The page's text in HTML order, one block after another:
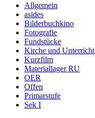
Allgemein
asides
Bilderbuchkino
Fotografie
Fundstücke
Kirche und Unterricht
Kurzfilm
Materiallager RU
OER
Offen
Primarstufe
Sek I